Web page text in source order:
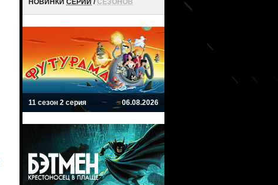
НОВИНКИ СЕРИЙ /СЕЗОНОВ
11 сезон 2 серия 06.08.2026